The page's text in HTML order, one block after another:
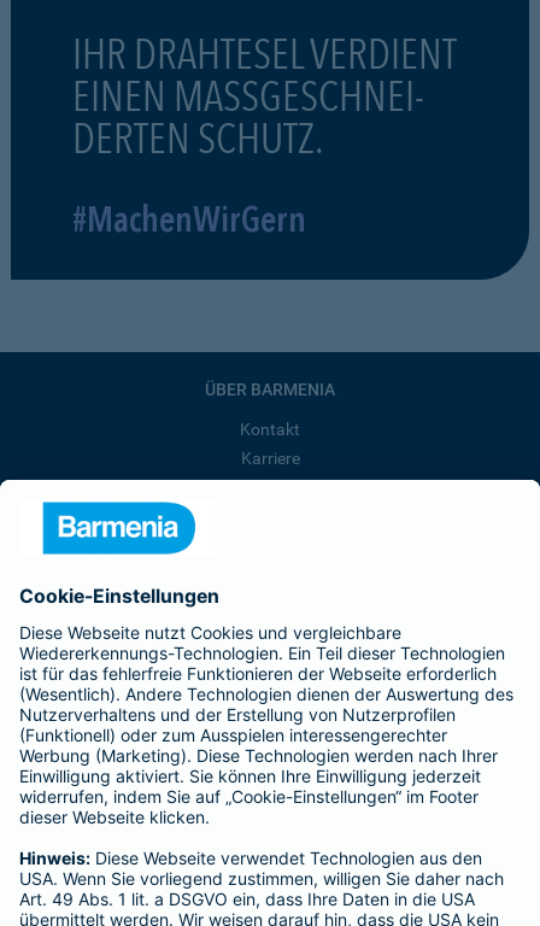
IHR DRAHTESEL VERDIENT
EINEN MASSGESCHNEI-
DERTEN SCHUTZ.
#MachenWirGern
ÜBER BARMENIA
Kontakt
Karriere
Barmenia ist Teil der BarmeniaGothaer
BELIEBTE SEITEN
Kranken-Zusatzversicherung
Tierversicherungen
Haftpflichtversicherung
Hausratversicherung
Adresse ändern
Schaden melden